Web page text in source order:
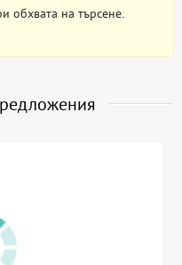
обхвата на търсене.